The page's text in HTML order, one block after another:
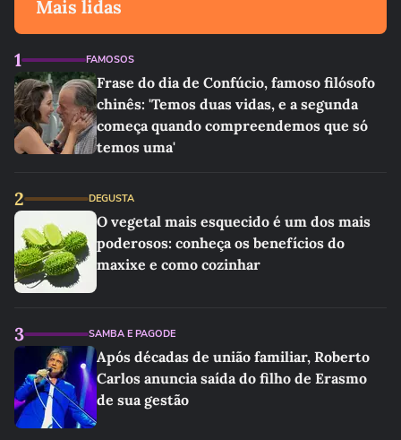
Mais lidas
1 FAMOSOS
Frase do dia de Confúcio, famoso filósofo
chinês: 'Temos duas vidas, e a segunda
começa quando compreendemos que só
temos uma'
2 DEGUSTA
O vegetal mais esquecido é um dos mais
poderosos: conheça os benefícios do
maxixe e como cozinhar
3 SAMBA E PAGODE
Após décadas de união familiar, Roberto
Carlos anuncia saída do filho de Erasmo
de sua gestão